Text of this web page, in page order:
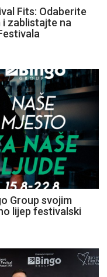
Fits: Odaberite
zablistajte na
Group svojim
lijep festivalski